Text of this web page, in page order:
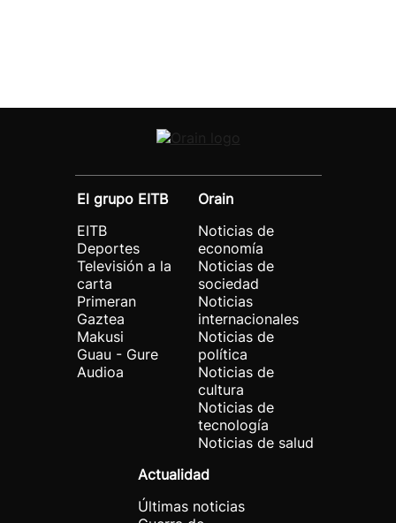
El grupo EITB
EITB
Deportes
Televisión a la
carta
Primeran
Gaztea
Makusi
Guau - Gure
Audioa
Orain
Noticias de
economía
Noticias de
sociedad
Noticias
internacionales
Noticias de
política
Noticias de
cultura
Noticias de
tecnología
Noticias de salud
Actualidad
Últimas noticias